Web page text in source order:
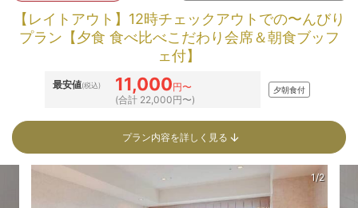
【レイトアウト】12時チェックアウトでの〜んびり
プラン【夕食 食べ比べこだわり会席＆朝食ブッフ
ェ付】
最安値(税込) 11,000円〜
(合計 22,000円〜)
夕朝食付
プラン内容を詳しく見る
1/2